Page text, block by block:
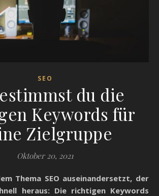
SEO
du die
Keywords für
Zielgruppe
Oktober 20, 2021
heraus: Die richtigen Keywords